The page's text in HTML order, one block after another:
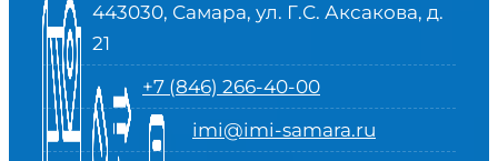
443030, Самара, ул. Г.С. Аксакова, д.
21
+7 (846) 266-40-00
imi@imi-samara.ru